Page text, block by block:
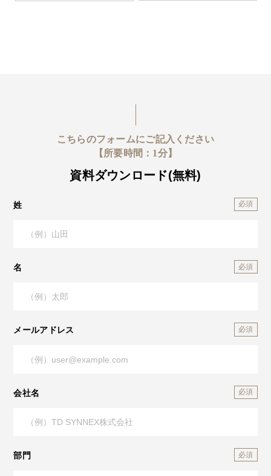
こちらのフォームにご記入ください
【所要時間：1分】
資料ダウンロード(無料)
姓
名
メールアドレス
会社名
部門